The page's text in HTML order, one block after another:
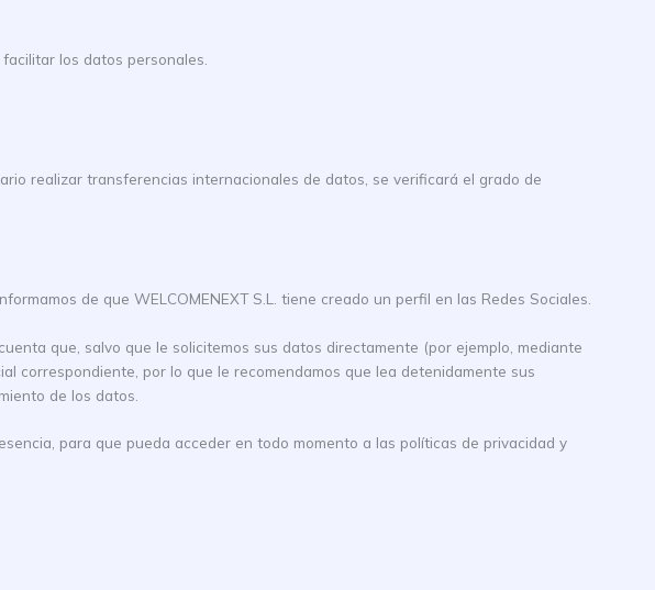
los datos personales.
realizar transferencias internacionales de datos, se verificará el grado de
de que WELCOMENEXT S.L. tiene creado un perfil en las Redes Sociales.
que, salvo que le solicitemos sus datos directamente (por ejemplo, mediante
correspondiente, por lo que le recomendamos que lea detenidamente sus
de los datos.
para que pueda acceder en todo momento a las políticas de privacidad y